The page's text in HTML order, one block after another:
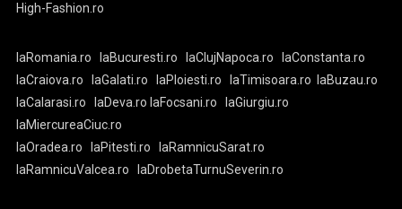
High-Fashion.ro
laRomania.ro laBucuresti.ro laClujNapoca.ro
laConstanta.ro
laCraiova.ro
laGalati.ro laPloiesti.ro laTimisoara.ro
laBuzau.ro
laCalarasi.ro
laDeva.ro laFocsani.ro
laGiurgiu.ro
laMiercureaCiuc.ro
laOradea.ro
laPitesti.ro
laRamnicuSarat.ro
laRamnicuValcea.ro
laDrobetaTurnuSeverin.ro